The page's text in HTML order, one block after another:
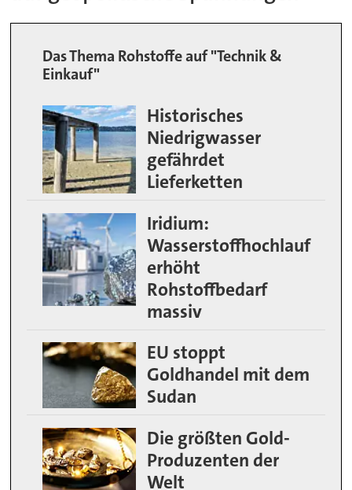
Das Thema Rohstoffe auf "Technik &
Einkauf"
Historisches
Niedrigwasser
gefährdet
Lieferketten
Iridium:
Wasserstoffhochlauf
erhöht
Rohstoffbedarf
massiv
EU stoppt
Goldhandel mit dem
Sudan
Die größten Gold-
Produzenten der
Welt